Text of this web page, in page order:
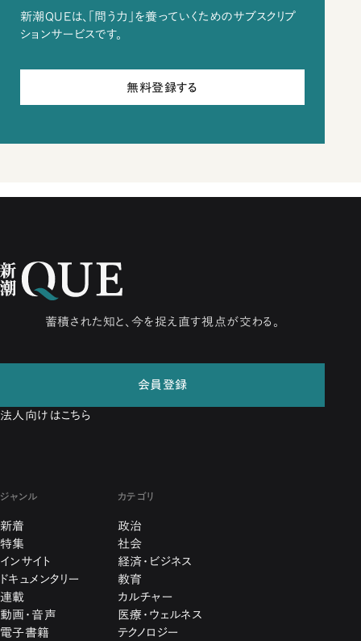
新潮QUEは、「問う力」を養っていくためのサブスクリプ
ションサービスです。
無料登録する
蓄積された知と、今を捉え直す視点が交わる。
会員登録
法人向けはこちら
ジャンル
新着
特集
インサイト
ドキュメンタリー
連載
動画・音声
電子書籍
カテゴリ
政治
社会
経済・ビジネス
教育
カルチャー
医療・ウェルネス
テクノロジー